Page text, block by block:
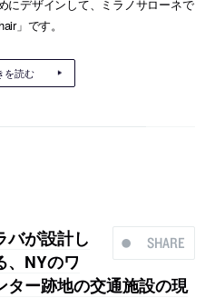
にデザインして、ミラノサローネで
」です。
を読む
SHARE
バが設計し
、NYのワ
ター跡地の交通施設の現